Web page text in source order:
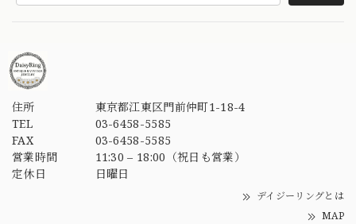
住所
東京都江東区門前仲町1-18-4
TEL
03-6458-5585
FAX
03-6458-5585
営業時間
11:30 – 18:00（祝日も営業）
定休日
日曜日
デイジーリングとは
MAP